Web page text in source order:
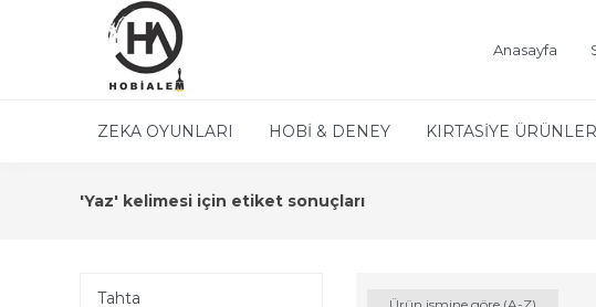
Anasayfa
ZEKA OYUNLARI HOBİ & DENEY KIRTASİYE
'Yaz' kelimesi için etiket sonuçları
Tahta